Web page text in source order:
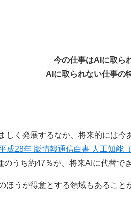
今の仕事はAIに取ら
AIに取られない仕事の
しく発展するなか、将来的には今
成28年 版情報通信白書 人工知能
のうち約47％が、将来AIに代替で
ほうが得意とする領域もあること